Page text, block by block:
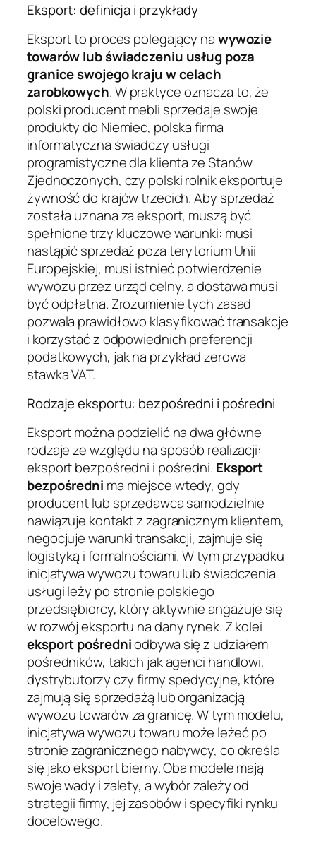
Eksport: definicja i przykłady
Eksport to proces polegający nawywozie
towarów lub świadczeniu usług poza
granice swojego kraju w celach
zarobkowych. W praktyce oznacza to, że
polski producent mebli sprzedaje swoje
produkty do Niemiec, polska firma
informatyczna świadczy usługi
programistyczne dla klienta ze Stanów
Zjednoczonych, czy polski rolnik eksportuje
żywność do krajów trzecich. Aby sprzedaż
została uznana za eksport, muszą być
spełnione trzy kluczowe warunki: musi
nastąpić sprzedaż poza terytorium Unii
Europejskiej, musi istnieć potwierdzenie
wywozu przez urząd celny, a dostawa musi
być odpłatna. Zrozumienie tych zasad
pozwala prawidłowo klasyfikować transakcje
i korzystać z odpowiednich preferencji
podatkowych, jak na przykład zerowa
stawka VAT.
Rodzaje eksportu: bezpośredni i pośredni
Eksport można podzielić na dwa główne
rodzaje ze względu na sposób realizacji:
eksport bezpośredni i pośredni. Eksport
bezpośredni ma miejsce wtedy, gdy
producent lub sprzedawca samodzielnie
nawiązuje kontakt z zagranicznym klientem,
negocjuje warunki transakcji, zajmuje się
logistyką i formalnościami. W tym przypadku
inicjatywa wywozu towaru lub świadczenia
usługi leży po stronie polskiego
przedsiębiorcy, który aktywnie angażuje się
w rozwój eksportu na dany rynek. Z kolei
eksport pośredniodbywa się z udziałem
pośredników, takich jak agenci handlowi,
dystrybutorzy czy firmy spedycyjne, które
zajmują się sprzedażą lub organizacją
wywozu towarów za granicę. W tym modelu,
inicjatywa wywozu towaru może leżeć po
stronie zagranicznego nabywcy, co określa
się jako eksport bierny. Oba modele mają
swoje wady i zalety, a wybór zależy od
strategii firmy, jej zasobów i specyfiki rynku
docelowego.